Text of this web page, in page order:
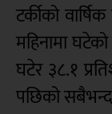
टर्कीको
महिनामा
घटेर ३८.१
पछिको